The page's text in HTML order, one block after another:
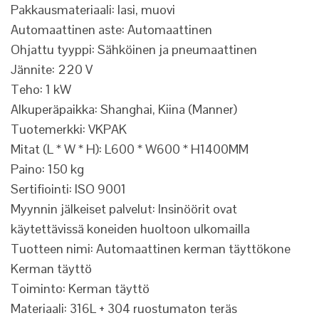
Pakkausmateriaali: lasi, muovi
Automaattinen aste: Automaattinen
Ohjattu tyyppi: Sähköinen ja pneumaattinen
Jännite: 220 V
Teho: 1 kW
Alkuperäpaikka: Shanghai, Kiina (Manner)
Tuotemerkki: VKPAK
Mitat (L * W * H): L600 * W600 * H1400MM
Paino: 150 kg
Sertifiointi: ISO 9001
Myynnin jälkeiset palvelut: Insinöörit ovat
käytettävissä koneiden huoltoon ulkomailla
Tuotteen nimi: Automaattinen kerman täyttökone
Kerman täyttö
Toiminto: Kerman täyttö
Materiaali: 316L + 304 ruostumaton teräs